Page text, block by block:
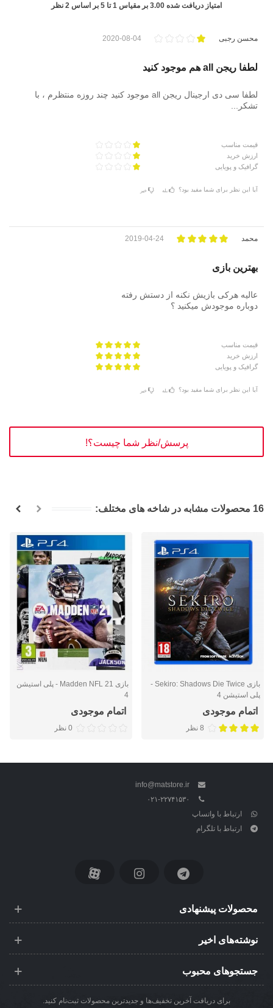
امتیاز دریافت شده 3.00 بر مقیاس 1تا 5 بر اساس 2 نظر
محسن رجبی 2020-08-04
لطفا ریجن all هم موجود کنید
لطفا سی دی ارجینال ریجن all موجود کنید چند روزه منتظرم ، با
تشکر...
قیمت مناسب
ارزش خرید
گرافیک و پویایی
آیا این نظر برای شما مفید بود؟ بله خیر
محمد 2019-04-24
بهترین بازی
عالیه هرکی بازیش نکنه از دستش رفته
دوباره موجودش میکنید ؟
قیمت مناسب
ارزش خرید
گرافیک و پویایی
آیا این نظر برای شما مفید بود؟ بله خیر
پرسش/نظر شما چیست؟!
16 محصولات مشابه در شاخه های مختلف:
بازی Sekiro: Shadows Die Twice -
پلی استیشن 4
اتمام موجودی
8 نظر
بازی Madden NFL 21 - پلی استیشن
4
اتمام موجودی
0 نظر
info@matstore.ir
۰۲۱-۲۲۷۴۱۵۳۰
ارتباط با واتساپ
ارتباط با تلگرام
محصولات پیشنهادی
نوشته‌های اخیر
جستجوهای محبوب
برای دریافت آخرین تخفیف‌ها و جدیدترین محصولات ثبت‌نام کنید.